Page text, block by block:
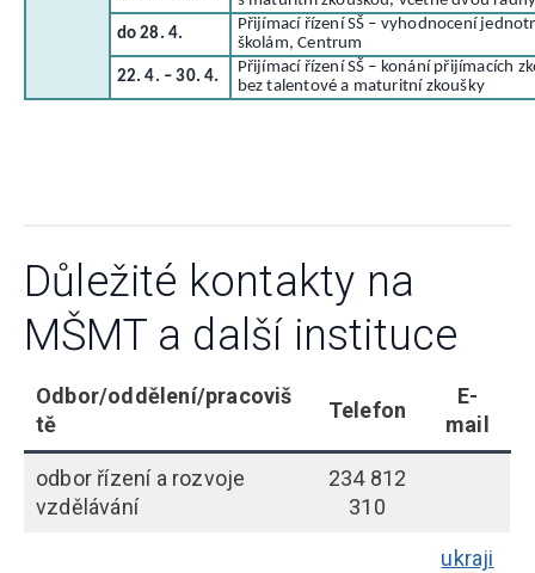
do 28. 4.
Přijímací řízení SŠ – vyhodnocení
školám, Centrum
22. 4. – 30. 4.
Přijímací řízení SŠ – konání přijímacích
bez talentové a maturitní zkoušky
Důležité kontakty na
MŠMT a další instituce
Odbor/oddělení/pracoviš
tě
Telefon
E-
mail
odbor řízení a rozvoje
vzdělávání
234 812
310
ukraji